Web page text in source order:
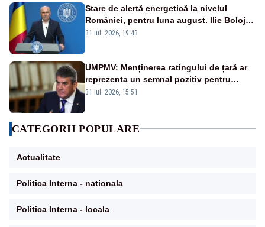
Stare de alertă energetică la nivelul
României, pentru luna august. Ilie Bolojan
a anunțat importuri și posibile restricții –
31 iul. 2026, 19:43
UMPMV: Menținerea ratingului de țară ar
reprezenta un semnal pozitiv pentru
România. Autoritățile trebuie să continue
31 iul. 2026, 15:51
CATEGORII POPULARE
Actualitate
Politica Interna - nationala
Politica Interna - locala